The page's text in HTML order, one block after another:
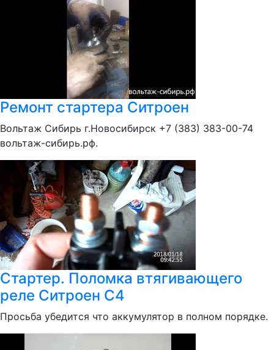
Ремонт стартера Ситроен
Вольтаж Сибирь г.Новосибирск +7 (383) 383-00-74
вольтаж-сибирь.рф.
Стартер. Поломка втягивающего
реле Ситроен С4
Просьба убедится что аккумулятор в полном порядке.